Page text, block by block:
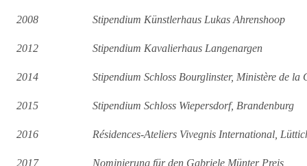
2008 Stipendium Künstlerhaus Lukas Ahrenshoop
2012 Stipendium Kavalierhaus Langenargen
2014 Stipendium Schloss Bourglinster, Ministère de la
2015 Stipendium Schloss Wiepersdorf, Brandenburg
2016 Résidences-Ateliers Vivegnis International,
2017 Nominierung für den Gabriele Münter Preis